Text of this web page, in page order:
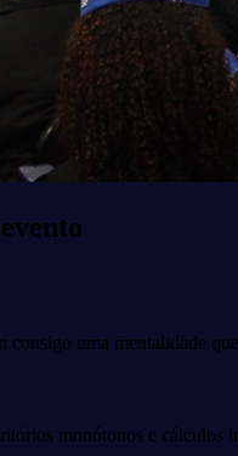
consigo uma mentalidade
monótonos e cálculos